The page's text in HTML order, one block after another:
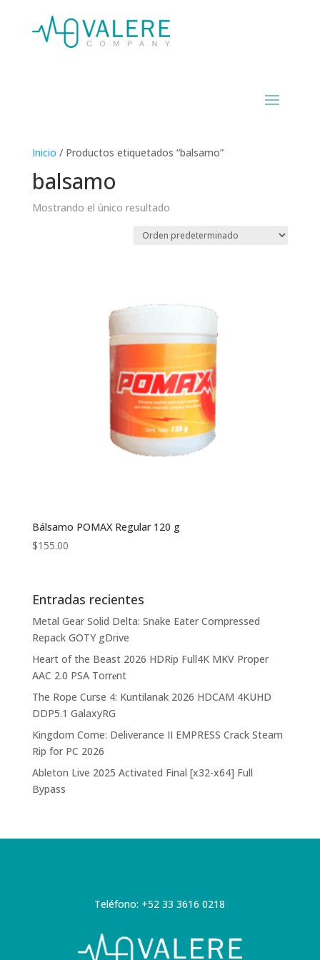
Inicio / Productos etiquetados “balsamo”
balsamo
Mostrando el único resultado
Bálsamo POMAX Regular 120 g
$155.00
Entradas recientes
Metal Gear Solid Delta: Snake Eater Compressed
Repack GOTY gDrive
Heart of the Beast 2026 HDRip Full4K MKV Proper
AAC 2.0 PSA Torr𝐞nt
The Rope Curse 4: Kuntilanak 2026 HDCAM 4KUHD
DDP5.1 GalaxyRG
Kingdom Come: Deliverance II EMPRESS Crack Steam
Rip for PC 2026
Ableton Live 2025 Activated Final [x32-x64] Full
Bypass
Teléfono: +52 33 3616 0218